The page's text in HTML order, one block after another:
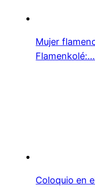
Mujer
Flamenkolé:…
Coloquio en